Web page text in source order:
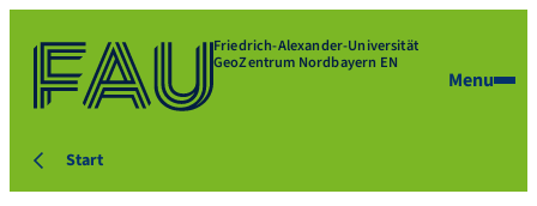
Friedrich-Alexander-Universität
GeoZentrum Nordbayern EN
Menu
Start